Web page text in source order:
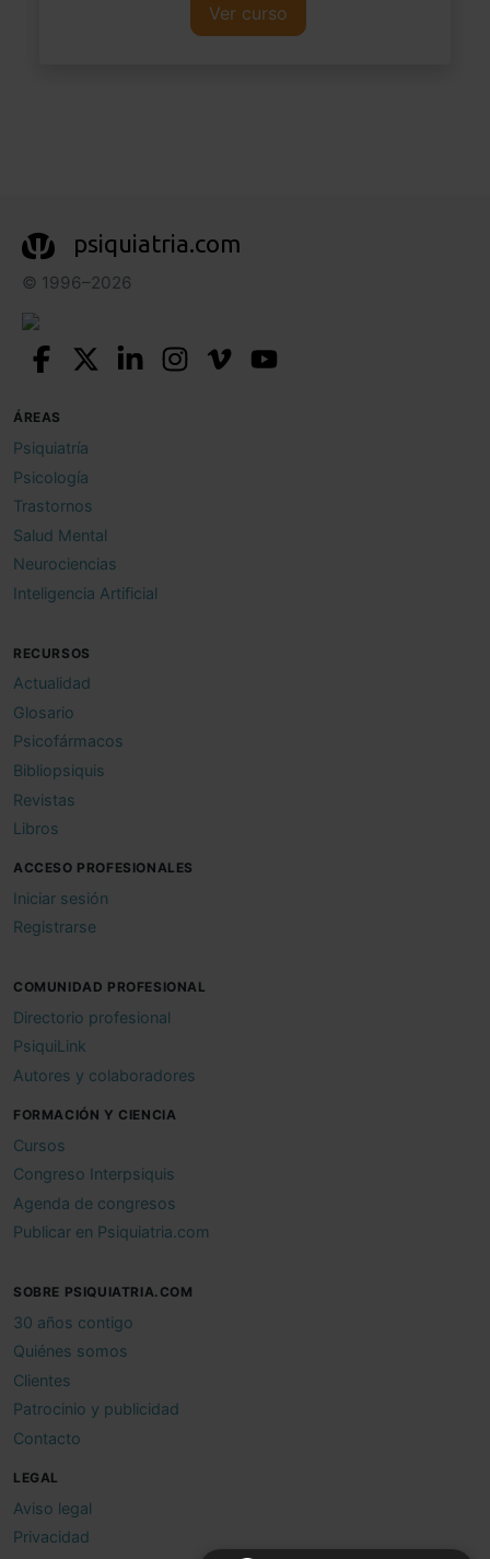
Ver curso
psiquiatria.com
© 1996–2026
ÁREAS
Psiquiatría
Psicología
Trastornos
Salud Mental
Neurociencias
Inteligencia Artificial
RECURSOS
Actualidad
Glosario
Psicofármacos
Bibliopsiquis
Revistas
Libros
ACCESO PROFESIONALES
Iniciar sesión
Registrarse
COMUNIDAD PROFESIONAL
Directorio profesional
PsiquiLink
Autores y colaboradores
FORMACIÓN Y CIENCIA
Cursos
Congreso Interpsiquis
Agenda de congresos
Publicar en Psiquiatria.com
SOBRE PSIQUIATRIA.COM
30 años contigo
Quiénes somos
Clientes
Patrocinio y publicidad
Contacto
LEGAL
Aviso legal
Privacidad